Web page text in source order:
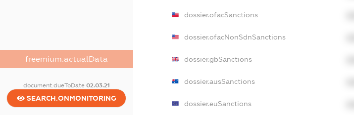
freemium.actualData
document.dueToDate 02.03.21
SEARCH.ONMONITORING
dossier.ofacSanctions
dossier.ofacNonSdnSanctions
dossier.gbSanctions
dossier.ausSanctions
dossier.euSanctions